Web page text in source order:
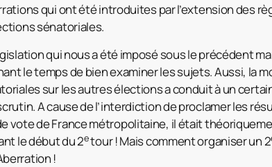
qui ont été introduites par l’extension des
sénatoriales.
qui nous a été imposé sous le précédent
le temps de bien examiner les sujets. Aussi, la
sur les autres élections a conduit à un
A cause de l’interdiction de proclamer les
vote de France métropolitaine, il était
le début du 2etour ! Mais comment organiser un 2
!